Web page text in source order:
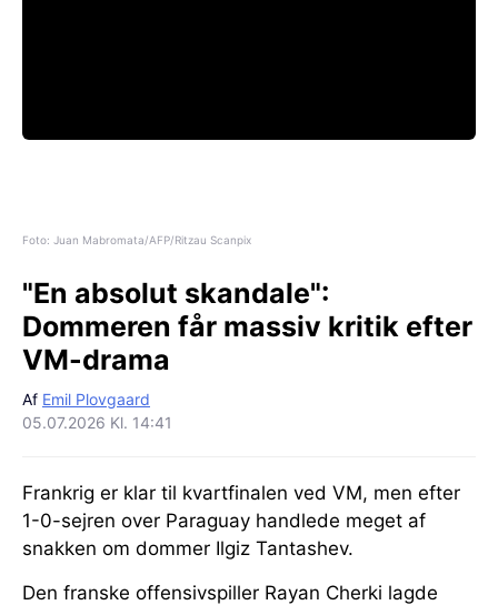
Foto: Juan Mabromata/AFP/Ritzau Scanpix
"En absolut skandale":
Dommeren får massiv kritik efter
VM-drama
Af Emil Plovgaard
05.07.2026 Kl. 14:41
Frankrig er klar til kvartfinalen ved VM, men efter
1-0-sejren over Paraguay handlede meget af
snakken om dommer Ilgiz Tantashev.
Den franske offensivspiller Rayan Cherki lagde